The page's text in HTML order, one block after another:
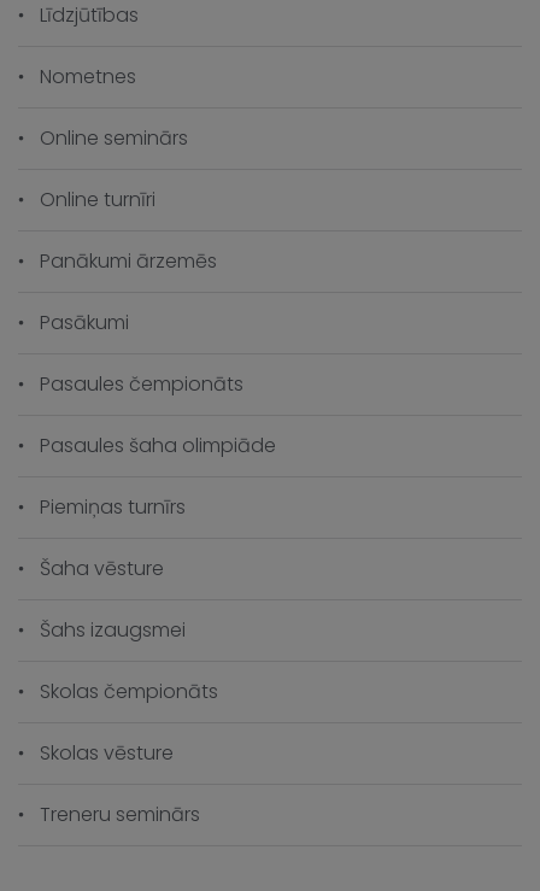
Līdzjūtības
Nometnes
Online seminārs
Online turnīri
Panākumi ārzemēs
Pasākumi
Pasaules čempionāts
Pasaules šaha olimpiāde
Piemiņas turnīrs
Šaha vēsture
Šahs izaugsmei
Skolas čempionāts
Skolas vēsture
Treneru seminārs